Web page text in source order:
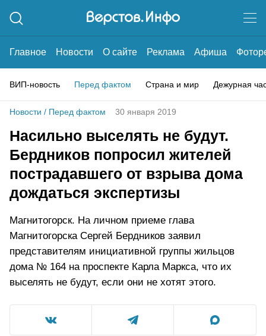
Главное Новости О сайте Реклама Афиша
ВИП-новость Перед фактом Страна и мир Дежурная
Новости / Перед фактом 30 января 2019
Насильно выселять не будут.
Бердников попросил жителей
пострадавшего от взрыва дома
дождаться экспертизы
Магнитогорск. На личном приеме глава
Магнитогорска Сергей Бердников заявил
представителям инициативной группы жильцов
дома № 164 на проспекте Карла Маркса, что их
выселять не будут, если они не хотят этого.